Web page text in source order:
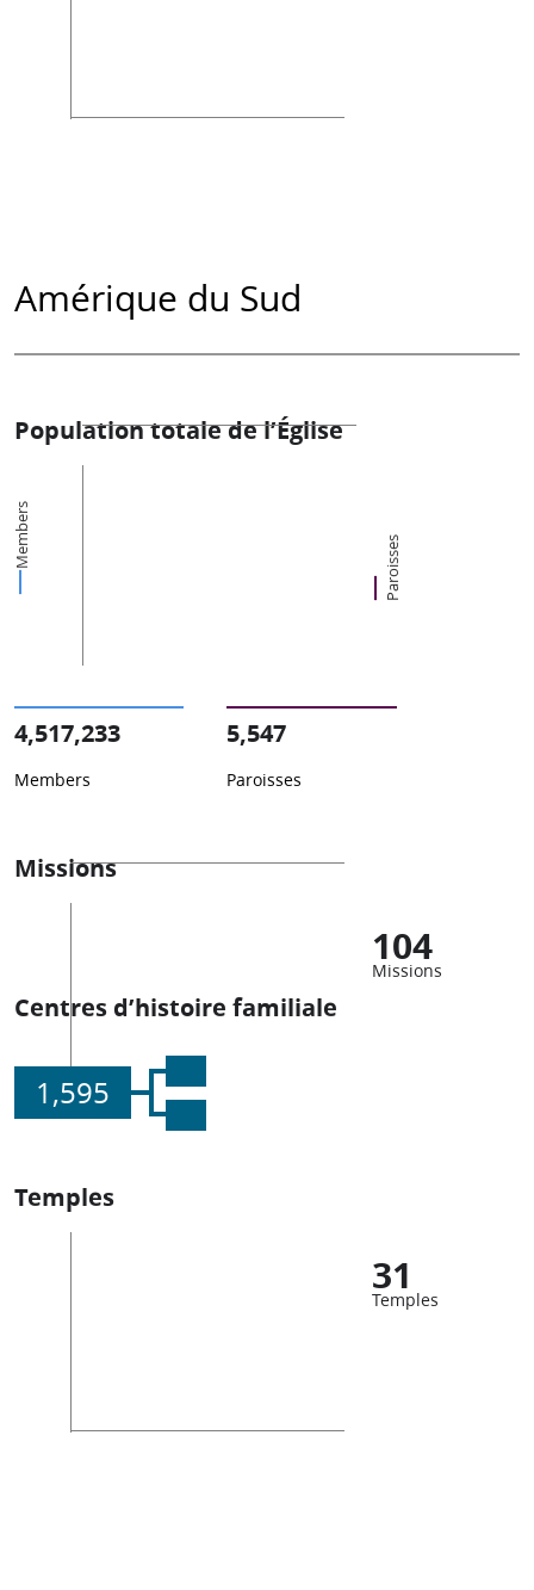
Amérique du Sud
Population totale de l’Église
Members Paroisses
4,517,233
Members
5,547
Paroisses
Missions
104
Missions
Centres d’histoire familiale
1,595
Temples
31
Temples